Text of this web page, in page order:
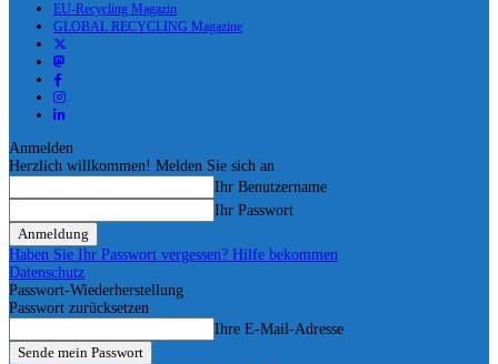
EU-Recycling Magazin
GLOBAL RECYCLING Magazine
Anmelden
Herzlich willkommen! Melden Sie sich an
Ihr Benutzername
Ihr Passwort
Haben Sie Ihr Passwort vergessen? Hilfe bekommen
Datenschutz
Passwort-Wiederherstellung
Passwort zurücksetzen
Ihre E-Mail-Adresse